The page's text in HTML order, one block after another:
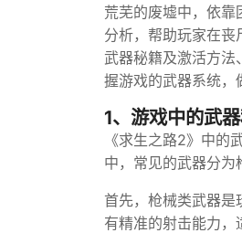
荒芜的废墟中，依
分析，帮助玩家在
武器秘籍及激活方
握游戏的武器系统，
1、游戏中的武
《求生之路2》中的
中，常见的武器分为
首先，枪械类武器
有精准的射击能力